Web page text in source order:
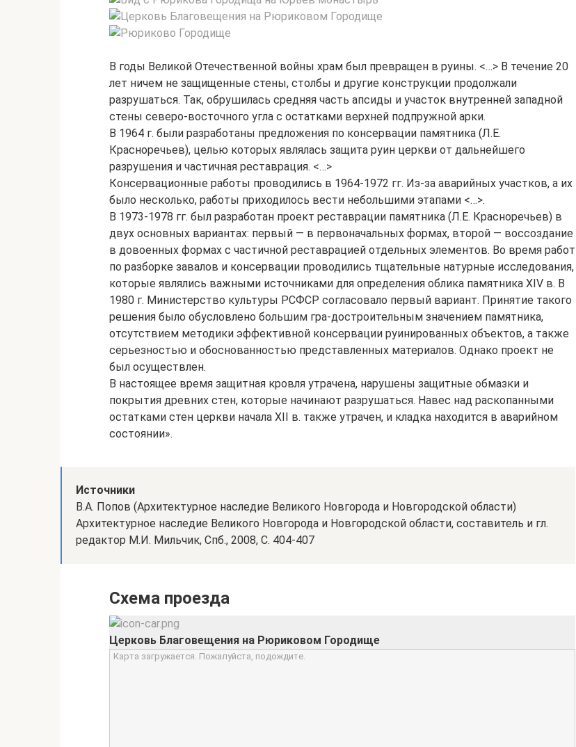
В годы Великой Отечественной войны храм был превращен в руины. <…> В течение 20
лет ничем не защищенные стены, столбы и другие конструкции продолжали
разрушаться. Так, обрушилась средняя часть апсиды и участок внутренней западной
стены северо-восточного угла с остатками верхней подпружной арки.
В 1964 г. были разработаны предложения по консервации памятника (Л.E.
Красноречьев), целью которых являлась защита руин церкви от дальнейшего
разрушения и частичная реставрация. <…>
Консервационные работы проводились в 1964-1972 гг. Из-за аварийных участков, а их
было несколько, работы приходилось вести небольшими этапами <…>.
В 1973-1978 гг. был разработан проект реставрации памятника (Л.Е. Красноречьев) в
двух основных вариантах: первый — в первоначальных формах, второй — воссоздание
в довоенных формах с частичной реставрацией отдельных элементов. Во время работ
по разборке завалов и консервации проводились тщательные натурные исследования,
которые являлись важными источниками для определения облика памятника XIV в. В
1980 г. Министерство культуры РСФСР согласовало первый вариант. Принятие такого
решения было обусловлено большим гра-достроительным значением памятника,
отсутствием методики эффективной консервации руинированных объектов, а также
серьезностью и обоснованностью представленных материалов. Однако проект не
был осуществлен.
В настоящее время защитная кровля утрачена, нарушены защитные обмазки и
покрытия древних стен, которые начинают разрушаться. Навес над раскопанными
остатками стен церкви начала XII в. также утрачен, и кладка находится в аварийном
состоянии».
Источники
В.А. Попов (Архитектурное наследие Великого Новгорода и Новгородской области)
Архитектурное наследие Великого Новгорода и Новгородской области, составитель и гл.
редактор М.И. Мильчик, Спб., 2008, С. 404-407
Схема проезда
Церковь Благовещения на Рюриковом Городище
Карта загружается. Пожалуйста, подождите.